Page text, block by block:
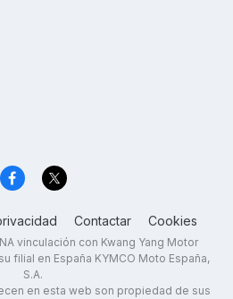
Contactar Cookies
vinculación con Kwang Yang Motor
filial en España KYMCO Moto España,
S.A.
en esta web son propiedad de sus